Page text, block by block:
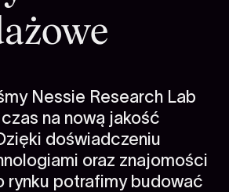
Nessie Research Lab
na nową jakość
doświadczeniu
oraz znajomości
rynku potrafimy budować